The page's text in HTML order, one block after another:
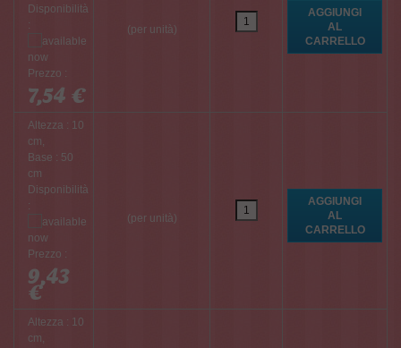
Disponibilità
:
Prezzo :
7,54 €
(per unità)
Altezza : 10
cm,
Base : 50
cm
Disponibilità
:
Prezzo :
9,43
€
(per unità)
Altezza : 10
cm,